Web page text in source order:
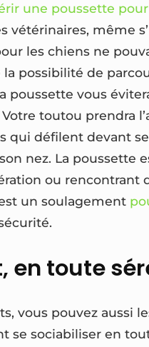
une poussette
vétérinaires, même
les chiens ne
la possibilité de
poussette vous
toutou prendra
qui défilent devant
nez. La poussette
ou rencontrant
un soulagement
en toute
vous pouvez aussi
se sociabiliser en